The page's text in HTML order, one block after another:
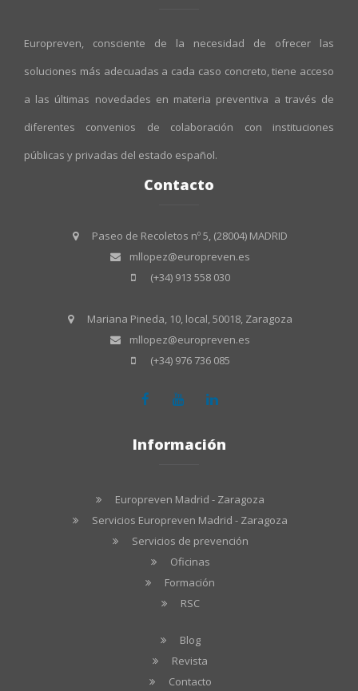
Europreven, consciente de la necesidad de ofrecer las
soluciones más adecuadas a cada caso concreto, tiene acceso
a las últimas novedades en materia preventiva a través de
diferentes convenios de colaboración con instituciones
públicas y privadas del estado español.
Contacto
Paseo de Recoletos nº 5, (28004) MADRID
mllopez@europreven.es
(+34) 913 558 030
Mariana Pineda, 10, local, 50018, Zaragoza
mllopez@europreven.es
(+34) 976 736 085
Información
Europreven Madrid - Zaragoza
Servicios Europreven Madrid - Zaragoza
Servicios de prevención
Oficinas
Formación
RSC
Blog
Revista
Contacto